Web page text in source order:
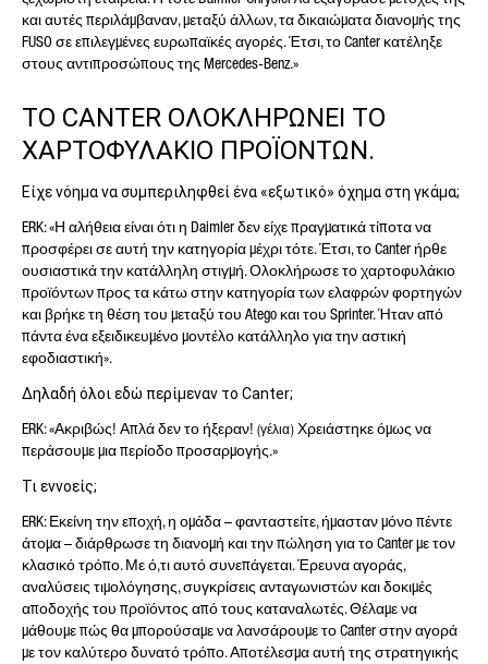
* Υποχρεωτικό πεδίο
δεδομένων σας γίνεται με ιδιαίτερη προσοχή
ακολουθώντας τις νομοθετικές διατάξεις για την
προστασία των δεδομένων, με βάση τη συγκατάθεσή
σας και μόνο για την επεξεργασία του αιτήματός
επεξεργασία των προσωπικών σας δεδομένων από
πληροφορίες σχετικά με τα δικαιώματά σας,
ανατρέξτε στη ιστοσελίδα μας με τίτλο για την
προστασία δεδομένων.Πληροφορίες προστασίας
δεδομένων
Friendly Captcha
και αυτές περιλάμβαναν, μεταξύ άλλων, τα δικαιώματα διανομής της
FUSO σε επιλεγμένες ευρωπαϊκές αγορές. Έτσι, το Canter κατέληξε
στους αντιπροσώπους της Mercedes-Benz.»
ΤΟ CANTER ΟΛΟΚΛΗΡΩΝΕΙ ΤΟ
ΧΑΡΤΟΦΥΛΑΚΙΟ ΠΡΟΪΟΝΤΩΝ.
Είχε νόημα να συμπεριληφθεί ένα «εξωτικό» όχημα στη γκάμα;
ERK: «Η αλήθεια είναι ότι η Daimler δεν είχε πραγματικά τίποτα να
προσφέρει σε αυτή την κατηγορία μέχρι τότε. Έτσι, το Canter ήρθε
ουσιαστικά την κατάλληλη στιγμή. Ολοκλήρωσε το χαρτοφυλάκιο
προϊόντων προς τα κάτω στην κατηγορία των ελαφρών φορτηγών
και βρήκε τη θέση του μεταξύ του Atego και του Sprinter. Ήταν από
πάντα ένα εξειδικευμένο μοντέλο κατάλληλο για την αστική
εφοδιαστική».
Δηλαδή όλοι εδώ περίμεναν το Canter;
ERK: «Ακριβώς! Απλά δεν το ήξεραν! (γέλια)Χρειάστηκε όμως να
περάσουμε μια περίοδο προσαρμογής.»
Τι εννοείς;
ERK: Εκείνη την εποχή, η ομάδα – φανταστείτε, ήμασταν μόνο πέντε
άτομα – διάρθρωσε τη διανομή και την πώληση για το Canter με τον
κλασικό τρόπο. Με ό,τι αυτό συνεπάγεται. Έρευνα αγοράς,
αναλύσεις τιμολόγησης, συγκρίσεις ανταγωνιστών και δοκιμές
αποδοχής του προϊόντος από τους καταναλωτές. Θέλαμε να
μάθουμε πώς θα μπορούσαμε να λανσάρουμε το Canter στην αγορά
με τον καλύτερο δυνατό τρόπο. Αποτέλεσμα αυτή της στρατηγικής